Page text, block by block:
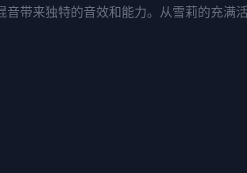
带来独特的音效和能力。从雪莉的充满